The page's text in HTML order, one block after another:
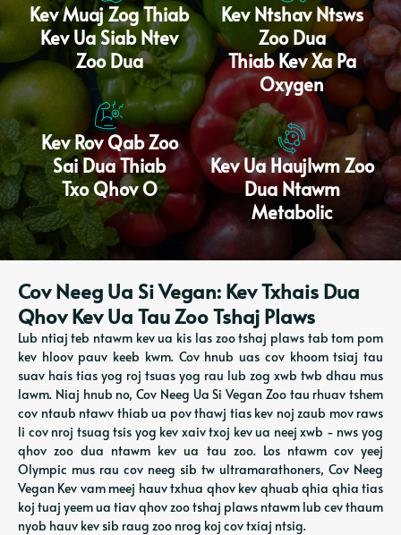
Kev Muaj Zog Thiab
Kev Ua Siab Ntev
Zoo Dua
Kev Rov Qab Zoo
Sai Dua Thiab
Txo Qhov O
Kev Ntshav Ntsws
Zoo Dua
Thiab Kev Xa Pa
Oxygen
Kev Ua Haujlwm Zoo
Dua Ntawm
Metabolic
Cov Neeg Ua Si Vegan: Kev Txhais Dua
Qhov Kev Ua Tau Zoo Tshaj Plaws
Lub ntiaj teb ntawm kev ua kis las zoo tshaj plaws tab tom pom
kev hloov pauv keeb kwm. Cov hnub uas cov khoom tsiaj tau
suav hais tias yog roj tsuas yog rau lub zog xwb twb dhau mus
lawm. Niaj hnub no, Cov Neeg Ua Si Vegan Zoo tau rhuav tshem
cov ntaub ntawv thiab ua pov thawj tias kev noj zaub mov raws
li cov nroj tsuag tsis yog kev xaiv txoj kev ua neej xwb - nws yog
qhov zoo dua ntawm kev ua tau zoo. Los ntawm cov yeej
Olympic mus rau cov neeg sib tw ultramarathoners, Cov Neeg
Vegan Kev vam meej hauv txhua qhov kev qhuab qhia qhia tias
koj tuaj yeem ua tiav qhov zoo tshaj plaws ntawm lub cev thaum
nyob hauv kev sib raug zoo nrog koj cov txiaj ntsig.